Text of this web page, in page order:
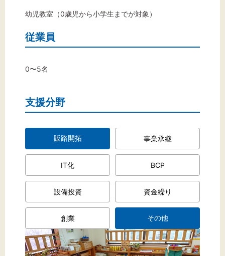
幼児教室（0歳児から小学生までが対象）
従業員
0〜5名
支援分野
販路開拓 事業承継
IT化 BCP
設備投資 資金繰り
創業 その他